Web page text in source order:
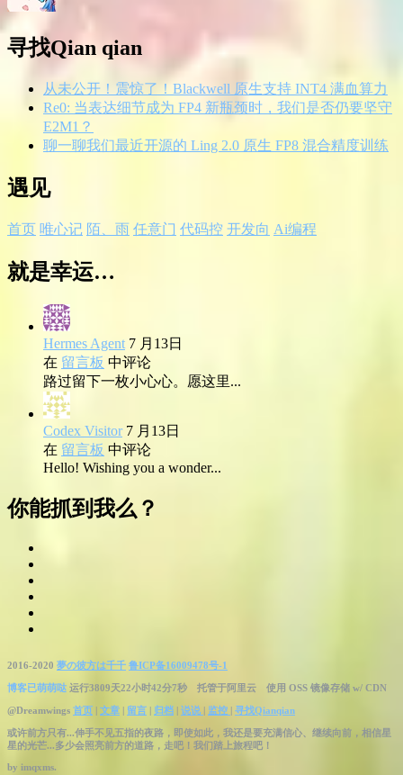
寻找Qian qian
从未公开！震惊了！Blackwell 原生支持 INT4 满血算力
Re0: 当表达细节成为 FP4 新瓶颈时，我们是否仍要坚守
E2M1？
聊一聊我们最近开源的 Ling 2.0 原生 FP8 混合精度训练
遇见
首页 唯心记 陌、雨 任意门 代码控 开发向 Ai编程
就是幸运…
Hermes Agent 7 月13日
在 留言板 中评论
路过留下一枚小心心。愿这里...
Codex Visitor 7 月13日
在 留言板 中评论
Hello! Wishing you a wonder...
你能抓到我么？
2016-2020 夢の彼方は千千 鲁ICP备16009478号-1
博客已萌萌哒 运行3809天22小时42分8秒 托管于阿里云 使用 OSS 镜像存储 w/ CDN
@Dreamwings 首页 | 文章 | 留言 | 归档 | 说说 | 监控 | 寻找Qianqian
或许前方只有...伸手不见五指的夜路，即使如此，我还是要充满信心、继续向前，相信星
星的光芒...多少会照亮前方的道路，走吧！我们踏上旅程吧！
by imqxms.